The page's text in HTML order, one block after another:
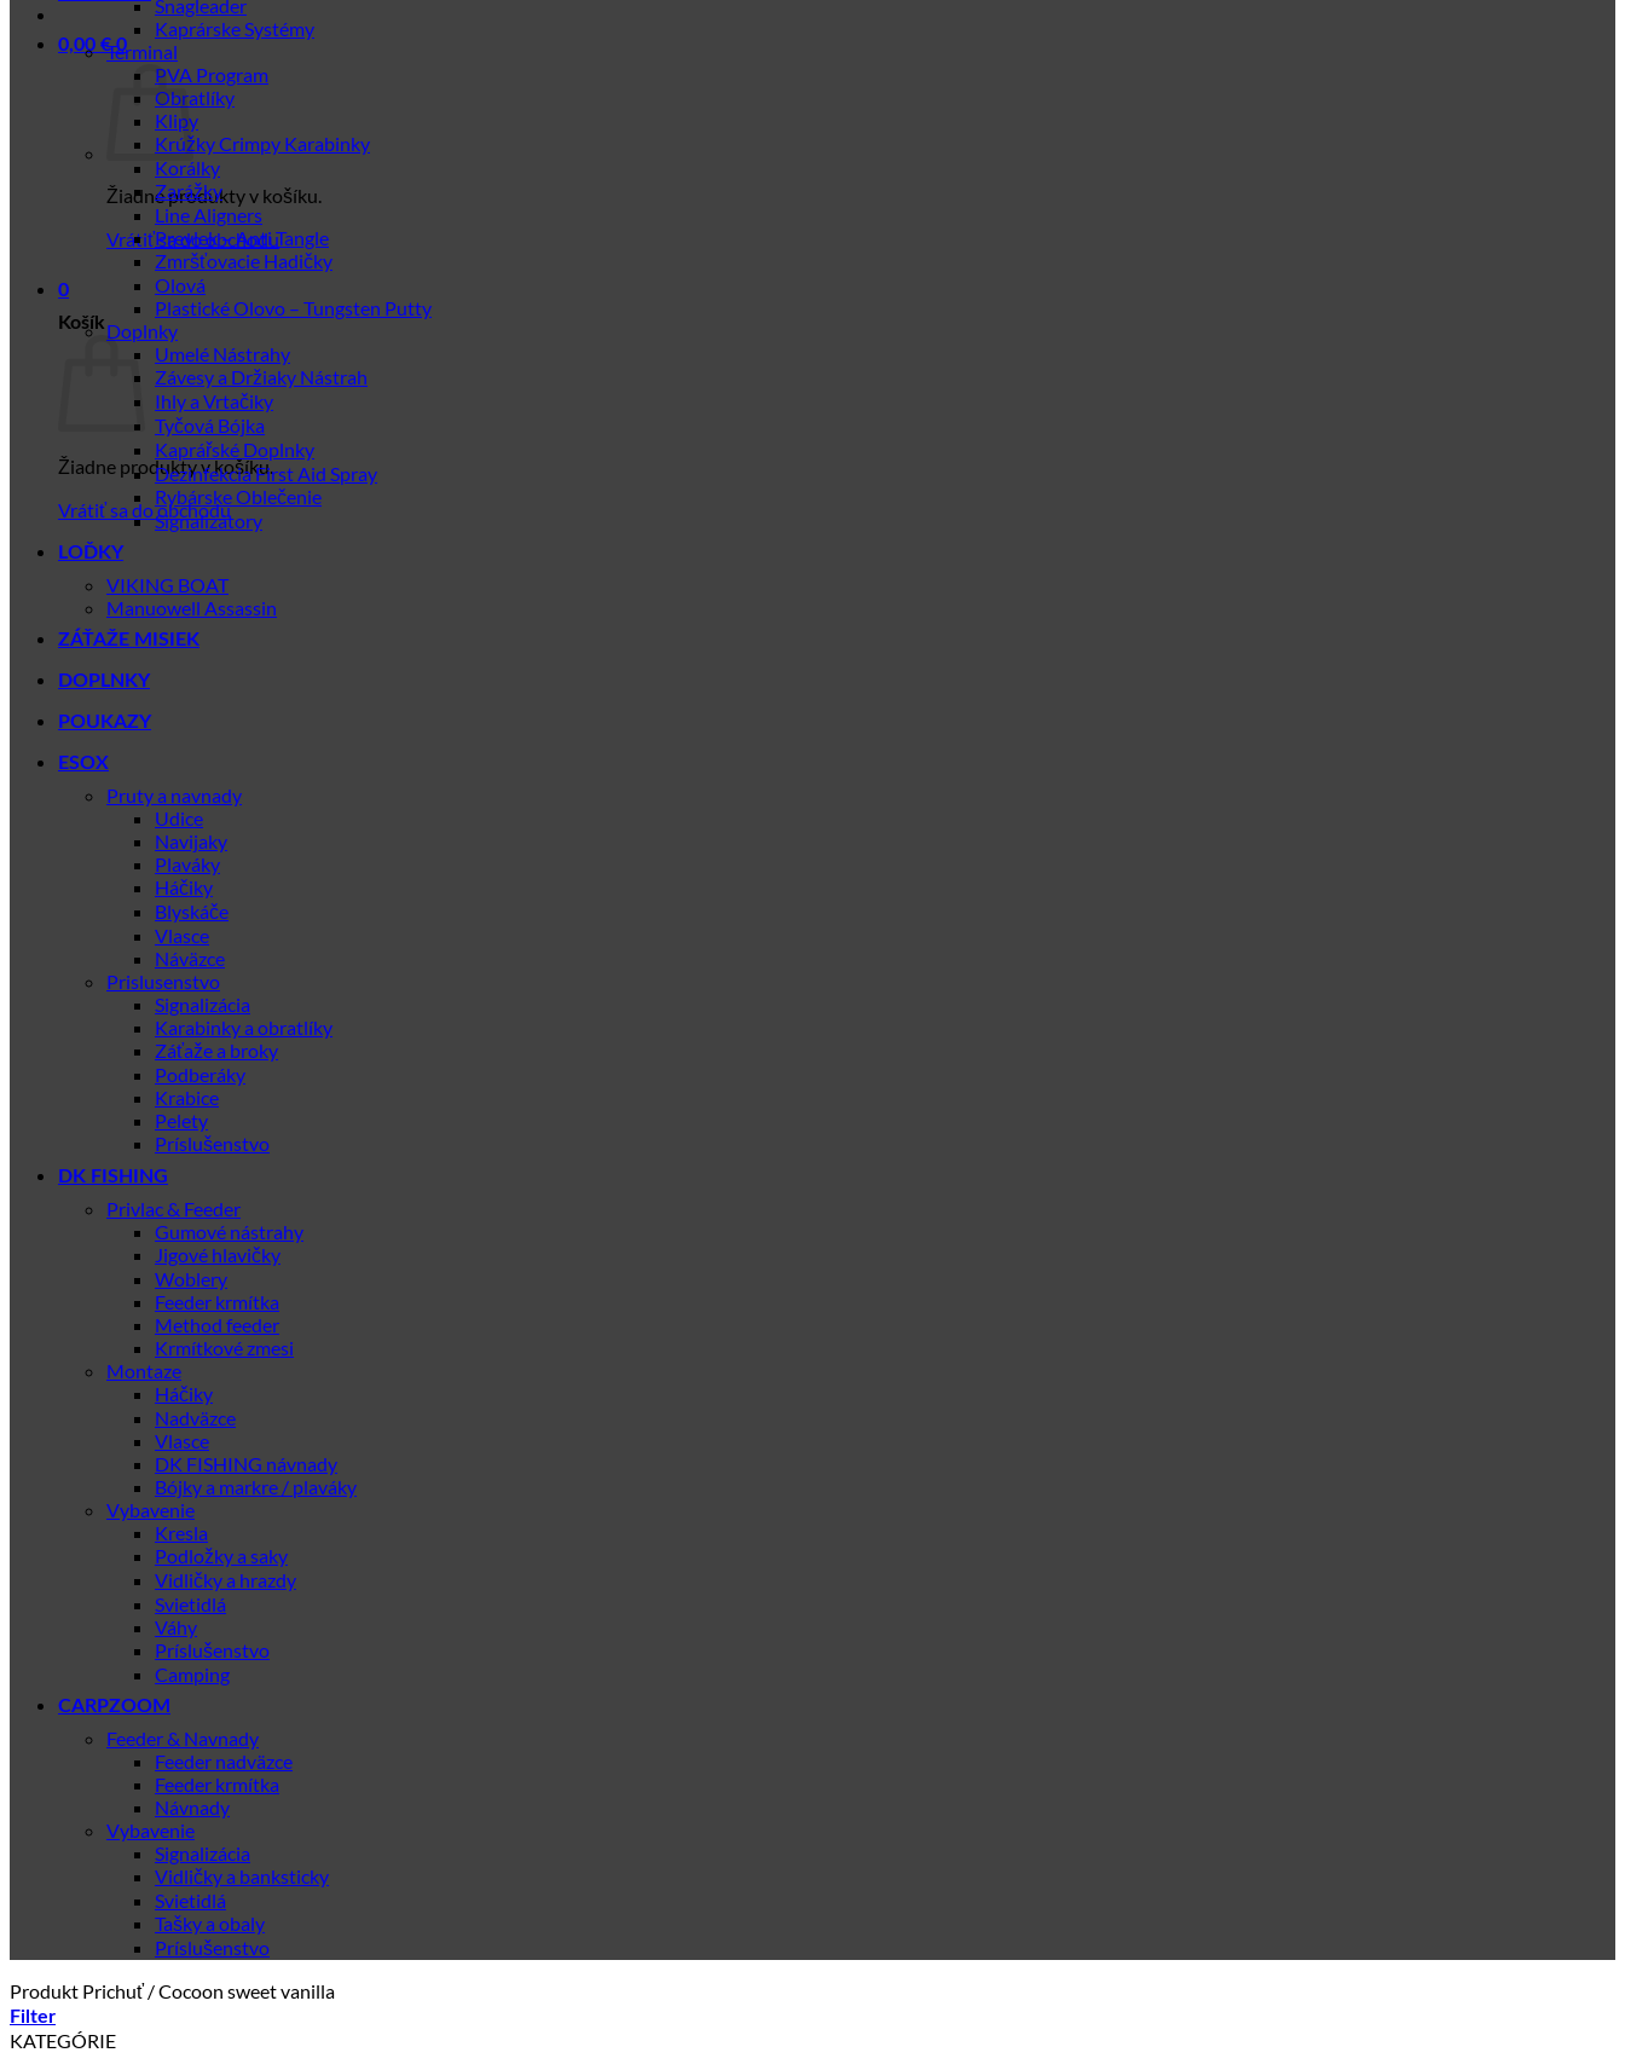
0,00 € 0
Žiadne produkty v košíku.
Vrátiť sa do obchodu
0
Košík
Žiadne produkty v košíku.
Vrátiť sa do obchodu
Snagleader
Kaprárske Systémy
Terminal
PVA Program
Obratlíky
Klipy
Krúžky Crimpy Karabinky
Korálky
Zarážky
Line Aligners
Prevlek – Anti Tangle
Zmršťovacie Hadičky
Olová
Plastické Olovo – Tungsten Putty
Doplnky
Umelé Nástrahy
Závesy a Držiaky Nástrah
Ihly a Vrtačiky
Tyčová Bójka
Kaprářské Doplnky
Dezinfekcia First Aid Spray
Rybárske Oblečenie
Signalizátory
LOĎKY
VIKING BOAT
Manuowell Assassin
ZÁŤAŽE MISIEK
DOPLNKY
POUKAZY
ESOX
Pruty a navnady
Udice
Navijaky
Plaváky
Háčiky
Blyskáče
Vlasce
Náväzce
Prislusenstvo
Signalizácia
Karabinky a obratlíky
Záťaže a broky
Podberáky
Krabice
Pelety
Príslušenstvo
DK FISHING
Privlac & Feeder
Gumové nástrahy
Jigové hlavičky
Woblery
Feeder krmítka
Method feeder
Krmítkové zmesi
Montaze
Háčiky
Nadväzce
Vlasce
DK FISHING návnady
Bójky a markre / plaváky
Vybavenie
Kresla
Podložky a saky
Vidličky a hrazdy
Svietidlá
Váhy
Príslušenstvo
Camping
CARPZOOM
Feeder & Navnady
Feeder nadväzce
Feeder krmítka
Návnady
Vybavenie
Signalizácia
Vidličky a banksticky
Svietidlá
Tašky a obaly
Príslušenstvo
Produkt Prichuť/Cocoon sweet vanilla
Filter
KATEGÓRIE